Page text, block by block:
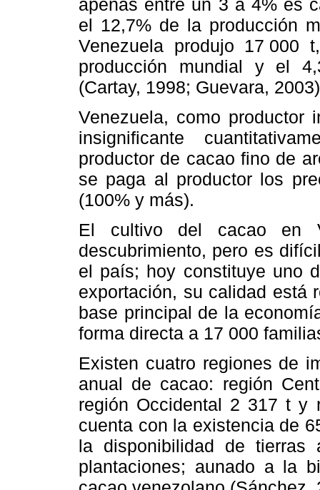
apenas entre un 3 a 4% es
el 12,7% de la producción
Venezuela produjo 17 000
producción mundial y el
(Cartay, 1998; Guevara,
Venezuela, como productor
insignificante
productor de cacao fino de
se paga al productor los
(100% y más).
El cultivo del cacao en
descubrimiento, pero es
el país; hoy constituye uno
exportación, su calidad está
base principal de la
forma directa a 17 000
Existen cuatro regiones de
anual de cacao: región
región Occidental 2 317 t y
cuenta con la existencia de
la disponibilidad de tierras
plantaciones; aunado a la